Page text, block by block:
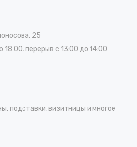
25
18:00, перерыв с 13:00 до 14:00
подставки, визитницы и многое